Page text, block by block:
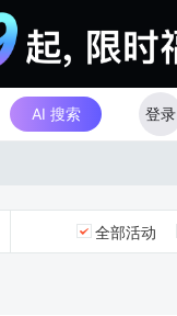
AI 搜索 登录
全部活动